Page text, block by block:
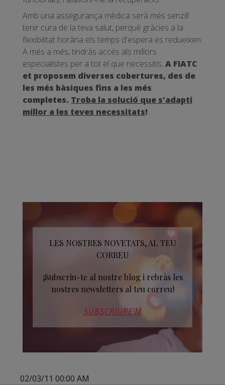
Amb una assegurança mèdica serà més senzill
tenir cura de la teva salut, perquè gràcies a la
flexibilitat horària els temps d'espera es redueixen.
A més a més, tindràs accés als millors
especialistes per a tot el que necessitis. A FIATC
et proposem diverses cobertures, des de
les més bàsiques fins a les més
completes. Troba la solució que s'adapti
millor a les teves necessitats!
LES NOSTRES NOVETATS, AL TEU
CORREU
¡Subscriu-te al nostre blog i rebràs les
nostres newsletters al teu correu!
SUBSCRIURE’M
02/03/11 00:00 AM